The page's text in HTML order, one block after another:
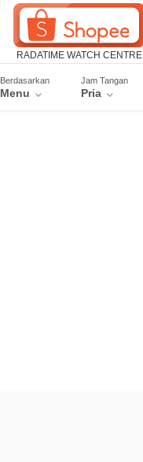
RADATIME WATCH CENTRE
Berdasarkan
Menu
Jam Tangan
Pria